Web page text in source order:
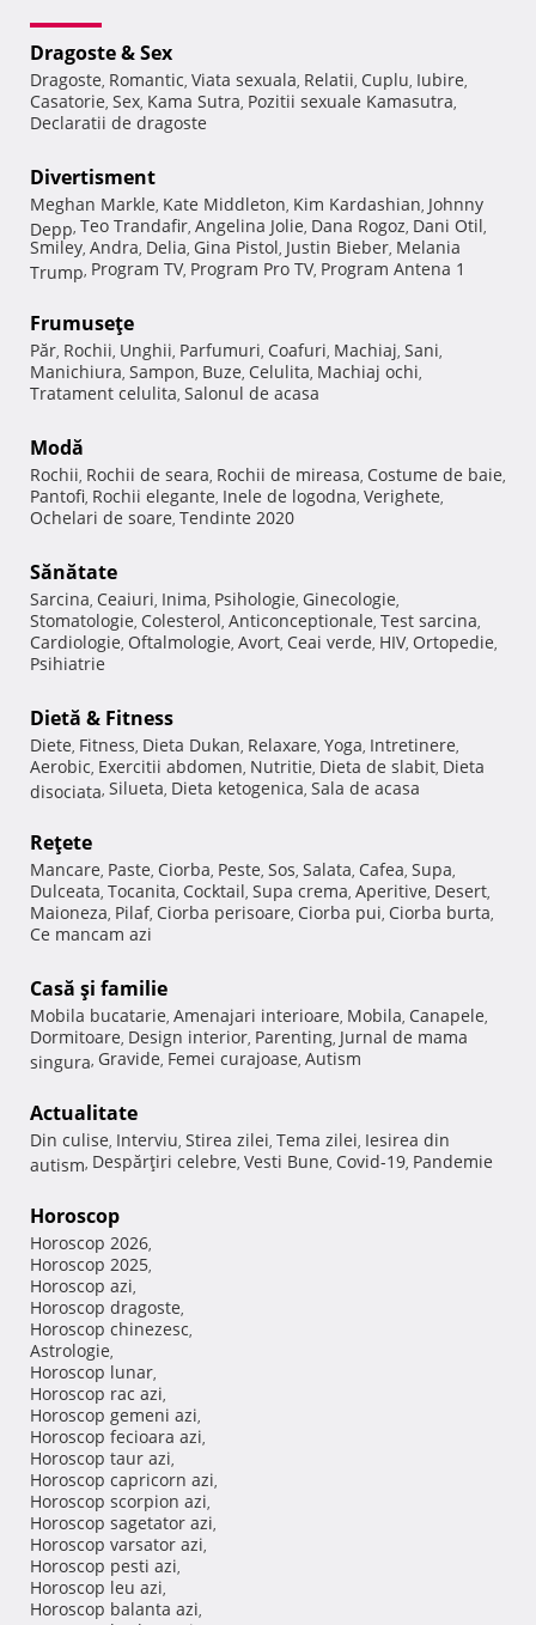
Dragoste & Sex
Dragoste, Romantic, Viata sexuala, Relatii, Cuplu, Iubire,
Casatorie, Sex, Kama Sutra, Pozitii sexuale Kamasutra,
Declaratii de dragoste
Divertisment
Meghan Markle, Kate Middleton, Kim Kardashian, Johnny
Depp, Teo Trandafir, Angelina Jolie, Dana Rogoz, Dani Otil,
Smiley, Andra, Delia, Gina Pistol, Justin Bieber, Melania
Trump, Program TV, Program Pro TV, Program Antena 1
Frumuseţe
Păr, Rochii, Unghii, Parfumuri, Coafuri, Machiaj, Sani,
Manichiura, Sampon, Buze, Celulita, Machiaj ochi,
Tratament celulita, Salonul de acasa
Modă
Rochii, Rochii de seara, Rochii de mireasa, Costume de baie,
Pantofi, Rochii elegante, Inele de logodna, Verighete,
Ochelari de soare, Tendinte 2020
Sănătate
Sarcina, Ceaiuri, Inima, Psihologie, Ginecologie,
Stomatologie, Colesterol, Anticonceptionale, Test sarcina,
Cardiologie, Oftalmologie, Avort, Ceai verde, HIV, Ortopedie,
Psihiatrie
Dietă & Fitness
Diete, Fitness, Dieta Dukan, Relaxare, Yoga, Intretinere,
Aerobic, Exercitii abdomen, Nutritie, Dieta de slabit, Dieta
disociata, Silueta, Dieta ketogenica, Sala de acasa
Reţete
Mancare, Paste, Ciorba, Peste, Sos, Salata, Cafea, Supa,
Dulceata, Tocanita, Cocktail, Supa crema, Aperitive, Desert,
Maioneza, Pilaf, Ciorba perisoare, Ciorba pui, Ciorba burta,
Ce mancam azi
Casă şi familie
Mobila bucatarie, Amenajari interioare, Mobila, Canapele,
Dormitoare, Design interior, Parenting, Jurnal de mama
singura, Gravide, Femei curajoase, Autism
Actualitate
Din culise, Interviu, Stirea zilei, Tema zilei, Iesirea din
autism, Despărţiri celebre, Vesti Bune, Covid-19, Pandemie
Horoscop
Horoscop 2026,
Horoscop 2025,
Horoscop azi,
Horoscop dragoste,
Horoscop chinezesc,
Astrologie,
Horoscop lunar,
Horoscop rac azi,
Horoscop gemeni azi,
Horoscop fecioara azi,
Horoscop taur azi,
Horoscop capricorn azi,
Horoscop scorpion azi,
Horoscop sagetator azi,
Horoscop varsator azi,
Horoscop pesti azi,
Horoscop leu azi,
Horoscop balanta azi,